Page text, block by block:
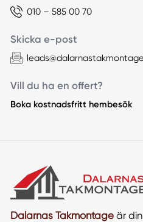
010 – 585 00 70
Skicka e-post
Vill du ha en offert?
Boka kostnadsfritt hembesök
Dalarnas Takmontageär